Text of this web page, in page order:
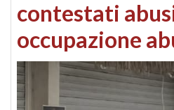
contestati
occupazione